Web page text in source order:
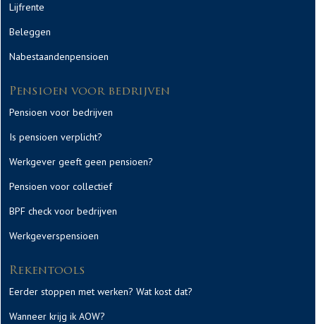
Lijfrente
Beleggen
Nabestaandenpensioen
Pensioen voor bedrijven
Pensioen voor bedrijven
Is pensioen verplicht?
Werkgever geeft geen pensioen?
Pensioen voor collectief
BPF check voor bedrijven
Werkgeverspensioen
Rekentools
Eerder stoppen met werken? Wat kost dat?
Wanneer krijg ik AOW?